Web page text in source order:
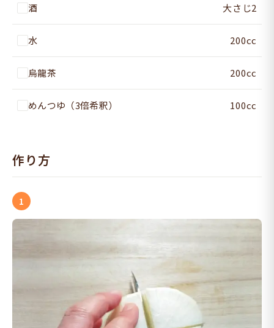
酒 大さじ2
水 200cc
烏龍茶 200cc
めんつゆ（3倍希釈） 100cc
作り方